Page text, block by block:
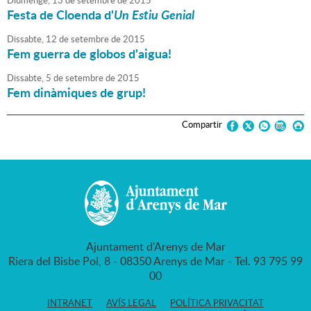
Festa de Cloenda d'Un Estiu Genial
Dissabte, 12 desetembrede2015
Fem guerra de globos d'aigua!
Dissabte, 5 desetembrede2015
Fem dinàmiques de grup!
Compartir
Ajuntament d'Arenys de Mar
Riera del Bisbe Pol, 8 - 08350 Arenys de Mar - Tel. 93 795 99
00
INTRANET AVÍS LEGAL
POLÍTICA PRIVACITAT